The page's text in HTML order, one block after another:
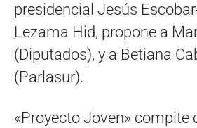
presidencial Jesús
Lezama Hid, propone a
(Diputados), y a Betiana
(Parlasur).
«Proyecto Joven» compite